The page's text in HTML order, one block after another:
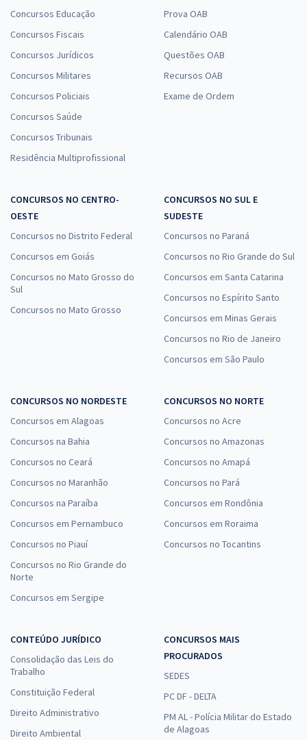
Concursos Educação
Concursos Fiscais
Concursos Jurídicos
Concursos Militares
Concursos Policiais
Concursos Saúde
Concursos Tribunais
Residência Multiprofissional
Prova OAB
Calendário OAB
Questões OAB
Recursos OAB
Exame de Ordem
CONCURSOS NO CENTRO-
OESTE
Concursos no Distrito Federal
Concursos em Goiás
Concursos no Mato Grosso do
Sul
Concursos no Mato Grosso
CONCURSOS NO SUL E
SUDESTE
Concursos no Paraná
Concursos no Rio Grande do Sul
Concursos em Santa Catarina
Concursos no Espírito Santo
Concursos em Minas Gerais
Concursos no Rio de Janeiro
Concursos em São Paulo
CONCURSOS NO NORDESTE
Concursos em Alagoas
Concursos na Bahia
Concursos no Ceará
Concursos no Maranhão
Concursos na Paraíba
Concursos em Pernambuco
Concursos no Piauí
Concursos no Rio Grande do
Norte
Concursos em Sergipe
CONCURSOS NO NORTE
Concursos no Acre
Concursos no Amazonas
Concursos no Amapá
Concursos no Pará
Concursos em Rondônia
Concursos em Roraima
Concursos no Tocantins
CONTEÚDO JURÍDICO
Consolidação das Leis do
Trabalho
Constituição Federal
Direito Administrativo
Direito Ambiental
CONCURSOS MAIS
PROCURADOS
SEDES
PC DF - DELTA
PM AL - Polícia Militar do Estado
de Alagoas